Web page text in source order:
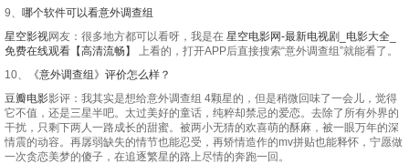
9、 哪个软件可以看意外调查组
星空影视网友：很多地方都可以看呀，我是在 星空电影网-最新电视剧_电影大全_
免费在线观看【高清流畅】
上看的，打开APP后直接搜索“意外调查组”就能看了。
10、
《意外调查组》评价怎么样？
豆瓣电影影评：我其实是想给意外调查组 4颗星的，但是稍微回味了一会儿，觉得
它不值，还是三星半吧。太过美好的童话，纯粹却禁忌的爱恋。去除了所有外界的
干扰，只剩下两人一路成长的甜蜜。被两小无猜的欢喜萌的酥麻，被一眼万年的深
情震的动容。再孱弱缺失的情节也能忍受，再矫情造作的mv拼贴也能释怀，宁愿做
一次贪恋美梦的傻子，在追逐繁星的路上尽情的奔跑一回。